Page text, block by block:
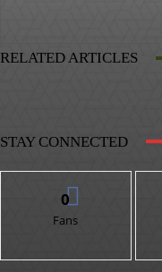
RELATED ARTICLES
STAY CONNECTED
0
Fans